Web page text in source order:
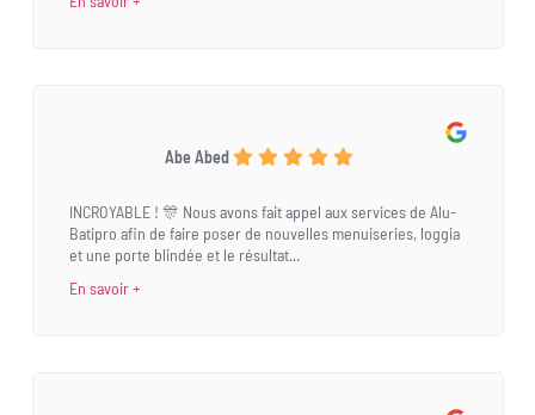
Abe Abed
INCROYABLE ! 🎊 Nous avons fait appel aux services de Alu-
Batipro afin de faire poser de nouvelles menuiseries, loggia
et une porte blindée et le résultat...
En savoir +